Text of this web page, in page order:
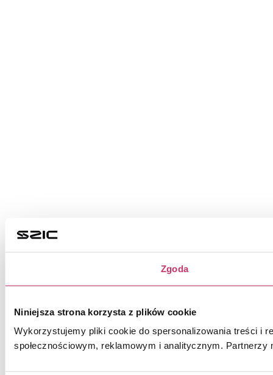
Zgoda
Niniejsza strona korzysta z plików cookie
Wykorzystujemy pliki cookie do spersonalizowania treści i
społecznościowym, reklamowym i analitycznym.